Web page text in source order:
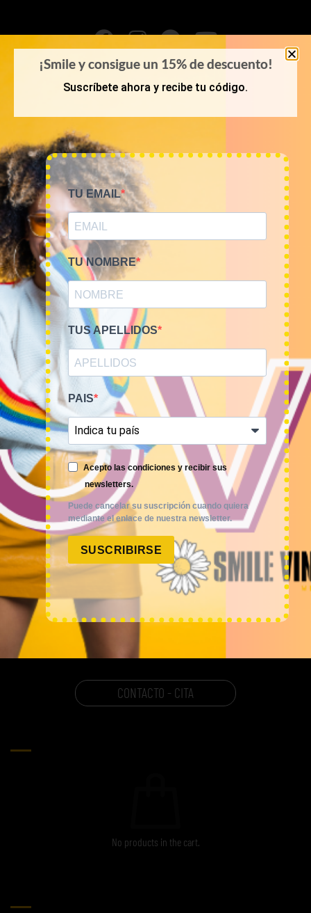
NOSOTROS
TIME TO SMILE
BLOG
REGISTRO
COMPRA POR KILOS O LOTES
MUJER
HOMBRE
NOVEDADES
COMO COMPRAR
FAQ
POLÍTICAS
AVISO LEGAL
POLÍTICA DE PRIVACIDAD
CONTACTO - CITA
No products in the cart.
¡Smile y consigue un 15% de descuento!
Suscríbete ahora y recibe tu código.
TU EMAIL
TU NOMBRE
TUS APELLIDOS
PAIS
Acepto las condiciones y recibir sus
newsletters.
Puede cancelar su suscripción cuando quiera
mediante el enlace de nuestra newsletter.
SUSCRIBIRSE